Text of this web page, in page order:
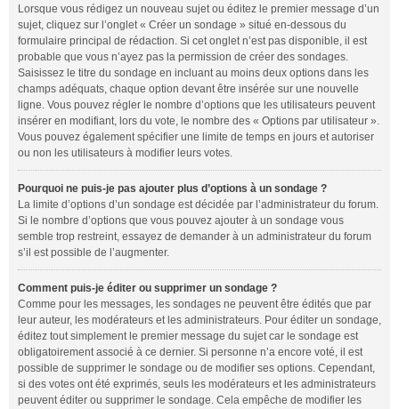
Lorsque vous rédigez un nouveau sujet ou éditez le premier message d’un
sujet, cliquez sur l’onglet « Créer un sondage » situé en-dessous du
formulaire principal de rédaction. Si cet onglet n’est pas disponible, il est
probable que vous n’ayez pas la permission de créer des sondages.
Saisissez le titre du sondage en incluant au moins deux options dans les
champs adéquats, chaque option devant être insérée sur une nouvelle
ligne. Vous pouvez régler le nombre d’options que les utilisateurs peuvent
insérer en modifiant, lors du vote, le nombre des « Options par utilisateur ».
Vous pouvez également spécifier une limite de temps en jours et autoriser
ou non les utilisateurs à modifier leurs votes.
Pourquoi ne puis-je pas ajouter plus d’options à un sondage ?
La limite d’options d’un sondage est décidée par l’administrateur du forum.
Si le nombre d’options que vous pouvez ajouter à un sondage vous
semble trop restreint, essayez de demander à un administrateur du forum
s’il est possible de l’augmenter.
Comment puis-je éditer ou supprimer un sondage ?
Comme pour les messages, les sondages ne peuvent être édités que par
leur auteur, les modérateurs et les administrateurs. Pour éditer un sondage,
éditez tout simplement le premier message du sujet car le sondage est
obligatoirement associé à ce dernier. Si personne n’a encore voté, il est
possible de supprimer le sondage ou de modifier ses options. Cependant,
si des votes ont été exprimés, seuls les modérateurs et les administrateurs
peuvent éditer ou supprimer le sondage. Cela empêche de modifier les